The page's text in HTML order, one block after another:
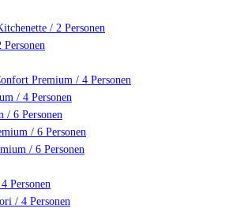
/ 2 Personen
Premium / 4 Personen
/ 4 Personen
/ 6 Personen
/ 6 Personen
/ 6 Personen
Personen
/ 4 Personen